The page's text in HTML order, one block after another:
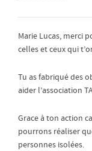
Marie Lucas, merci
celles et ceux qui
Tu as fabriqué des
aider l’association
Grace à ton action
pourrons réaliser
personnes isolées.